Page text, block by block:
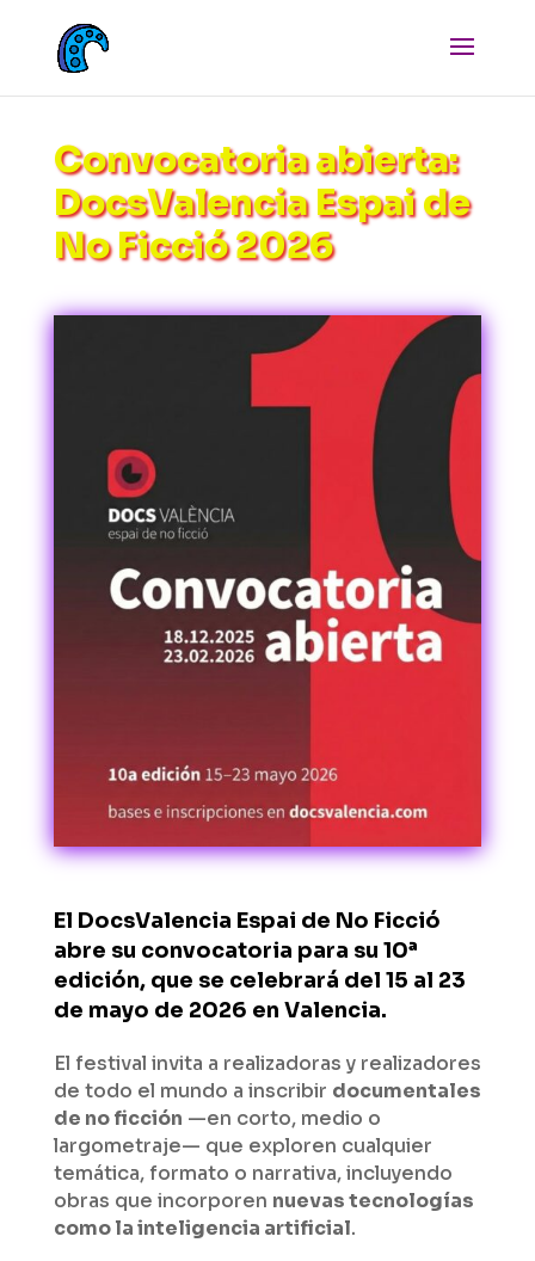
Convocatoria abierta:
DocsValencia Espai de
No Ficció 2026
El DocsValencia Espai de No Ficció
abre su convocatoria para su 10ª
edición, que se celebrará del 15 al 23
de mayo de 2026 en Valencia.
El festival invita a realizadoras y realizadores
de todo el mundo a inscribir documentales
de no ficción —en corto, medio o
largometraje— que exploren cualquier
temática, formato o narrativa, incluyendo
obras que incorporen nuevas tecnologías
como la inteligencia artificial.